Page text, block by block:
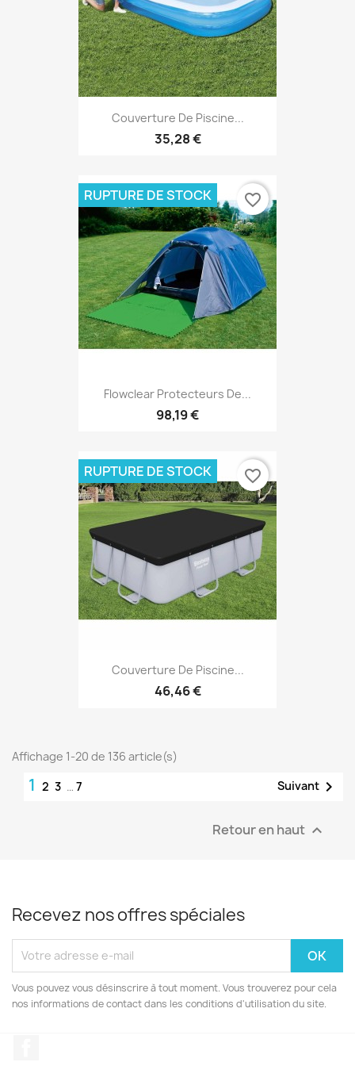
Couverture De Piscine...
35,28 €
Flowclear Protecteurs De...
98,19 €
RUPTURE DE STOCK favorite_border
Couverture De Piscine...
46,46 €
RUPTURE DE STOCK favorite_border
Affichage 1-20 de 136 article(s)
1 2 3 … 7 Suivant 
Retour en haut 
Recevez nos offres spéciales
Vous pouvez vous désinscrire à tout moment. Vous trouverez pour cela
nos informations de contact dans les conditions d'utilisation du site.